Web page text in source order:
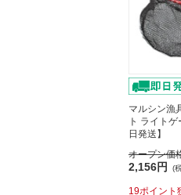
マルシン漁
ト ライト
日発送】
オープン価
2,156円 (
19ポイント